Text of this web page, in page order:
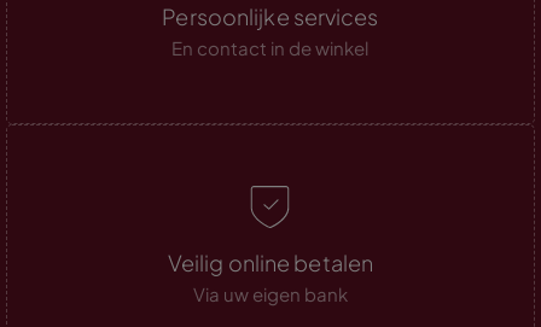
Persoonlijke services
En contact in de winkel
Veilig online betalen
Via uw eigen bank